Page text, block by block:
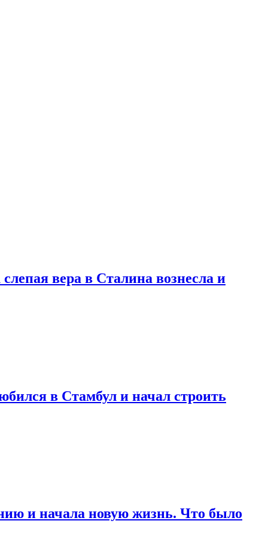
вера в Сталина вознесла и
в Стамбул и начал строить
и начала новую жизнь. Что было